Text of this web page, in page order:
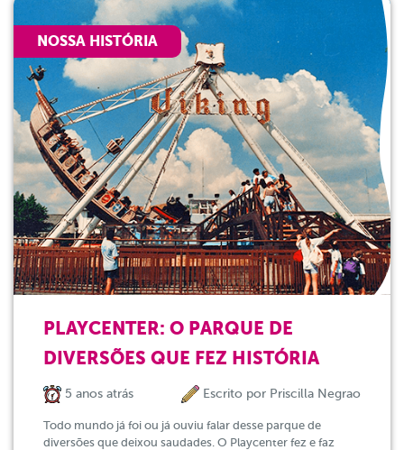
NOSSA HISTÓRIA
PLAYCENTER: O PARQUE DE
DIVERSÕES QUE FEZ HISTÓRIA
5 anos atrás Escrito por Priscilla Negrao
Todo mundo já foi ou já ouviu falar desse parque de
diversões que deixou saudades. O Playcenter fez e faz